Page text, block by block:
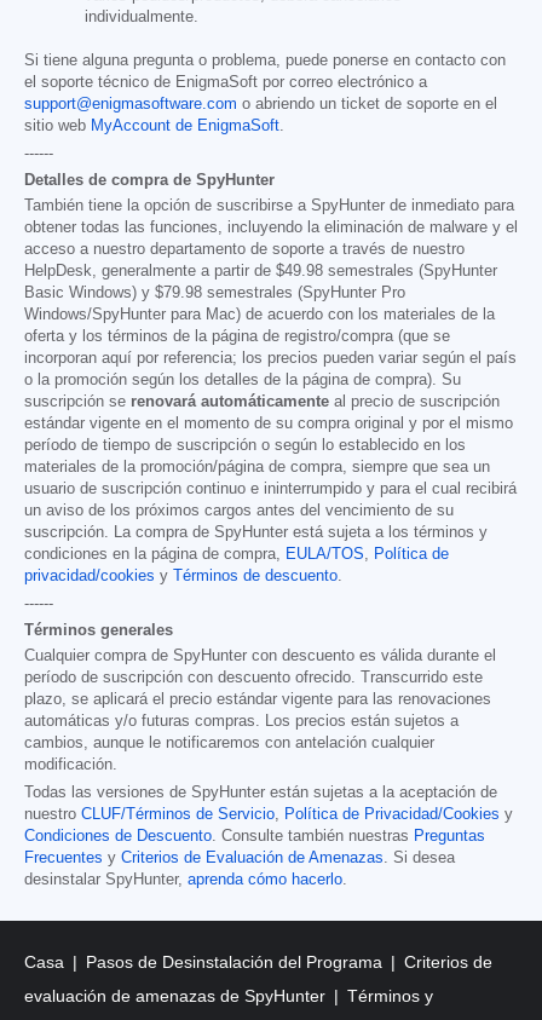
individualmente.
Si tiene alguna pregunta o problema, puede ponerse en contacto con
el soporte técnico de EnigmaSoft por correo electrónico a
support@enigmasoftware.com o abriendo un ticket de soporte en el
sitio web MyAccount de EnigmaSoft.
------
Detalles de compra de SpyHunter
También tiene la opción de suscribirse a SpyHunter de inmediato para
obtener todas las funciones, incluyendo la eliminación de malware y el
acceso a nuestro departamento de soporte a través de nuestro
HelpDesk, generalmente a partir de $49.98 semestrales (SpyHunter
Basic Windows) y $79.98 semestrales (SpyHunter Pro
Windows/SpyHunter para Mac) de acuerdo con los materiales de la
oferta y los términos de la página de registro/compra (que se
incorporan aquí por referencia; los precios pueden variar según el país
o la promoción según los detalles de la página de compra). Su
suscripción se renovará automáticamente al precio de suscripción
estándar vigente en el momento de su compra original y por el mismo
período de tiempo de suscripción o según lo establecido en los
materiales de la promoción/página de compra, siempre que sea un
usuario de suscripción continuo e ininterrumpido y para el cual recibirá
un aviso de los próximos cargos antes del vencimiento de su
suscripción. La compra de SpyHunter está sujeta a los términos y
condiciones en la página de compra, EULA/TOS, Política de
privacidad/cookies y Términos de descuento.
------
Términos generales
Cualquier compra de SpyHunter con descuento es válida durante el
período de suscripción con descuento ofrecido. Transcurrido este
plazo, se aplicará el precio estándar vigente para las renovaciones
automáticas y/o futuras compras. Los precios están sujetos a
cambios, aunque le notificaremos con antelación cualquier
modificación.
Todas las versiones de SpyHunter están sujetas a la aceptación de
nuestro CLUF/Términos de Servicio, Política de Privacidad/Cookies y
Condiciones de Descuento. Consulte también nuestras Preguntas
Frecuentes y Criterios de Evaluación de Amenazas. Si desea
desinstalar SpyHunter, aprenda cómo hacerlo.
Casa Pasos de Desinstalación del Programa
Criterios de
evaluación de amenazas de SpyHunter
Términos y